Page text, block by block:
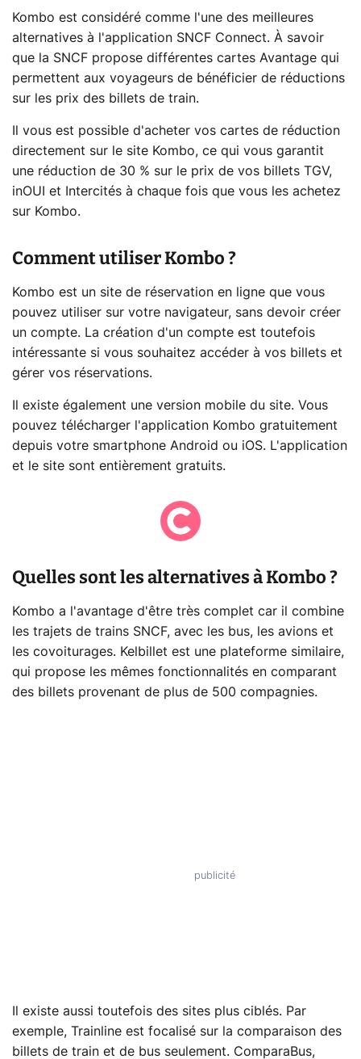
Kombo est considéré comme l'une des meilleures
alternatives à l'application SNCF Connect. À savoir
que la SNCF propose différentes cartes Avantage qui
permettent aux voyageurs de bénéficier de réductions
sur les prix des billets de train.
Il vous est possible d'acheter vos cartes de réduction
directement sur le site Kombo, ce qui vous garantit
une réduction de 30 % sur le prix de vos billets TGV,
inOUI et Intercités à chaque fois que vous les achetez
sur Kombo.
Comment utiliser Kombo ?
Kombo est un site de réservation en ligne que vous
pouvez utiliser sur votre navigateur, sans devoir créer
un compte. La création d'un compte est toutefois
intéressante si vous souhaitez accéder à vos billets et
gérer vos réservations.
Il existe également une version mobile du site. Vous
pouvez télécharger l'application Kombo gratuitement
depuis votre smartphone Android ou iOS. L'application
et le site sont entièrement gratuits.
Quelles sont les alternatives à Kombo ?
Kombo a l'avantage d'être très complet car il combine
les trajets de trains SNCF, avec les bus, les avions et
les covoiturages. Kelbillet est une plateforme similaire,
qui propose les mêmes fonctionnalités en comparant
des billets provenant de plus de 500 compagnies.
Il existe aussi toutefois des sites plus ciblés. Par
exemple, Trainline est focalisé sur la comparaison des
billets de train et de bus seulement. ComparaBus,